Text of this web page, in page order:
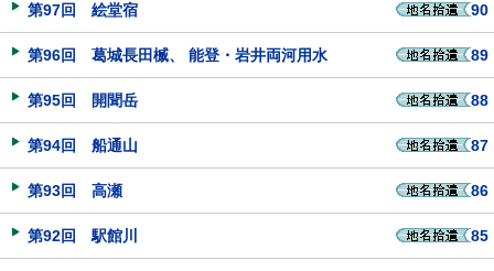
第97回 絵堂宿 90
第96回 葛城長田楲、 能登・岩井両河用水 89
第95回 開聞岳 88
第94回 船通山 87
第93回 高瀬 86
第92回 駅館川 85